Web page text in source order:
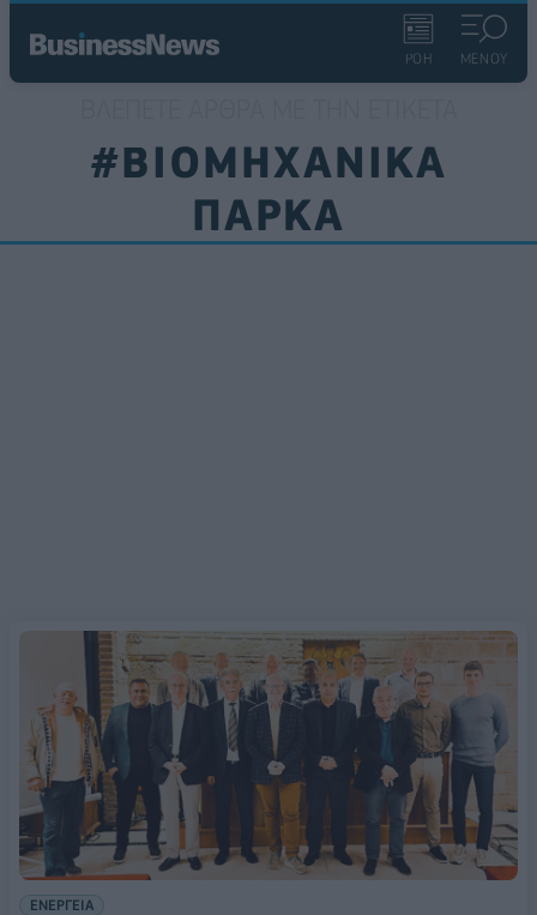
ΡΟΗ ΜΕΝΟΥ
#ΒΙΟΜΗΧΑΝΙΚΑ
ΠΑΡΚΑ
ΕΝΕΡΓΕΙΑ